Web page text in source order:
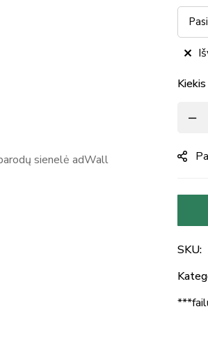
Kiekis
SKU: